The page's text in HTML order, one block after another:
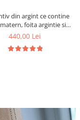
din argint ce contine
foita argintie si
din suvita bebelusului
440,00 Lei